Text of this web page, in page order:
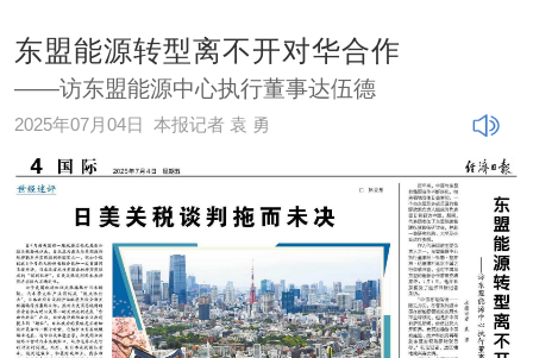
东盟能源转型离不开对华合作
——访东盟能源中心执行董事达伍德
2025年07月04日 本报记者 袁 勇